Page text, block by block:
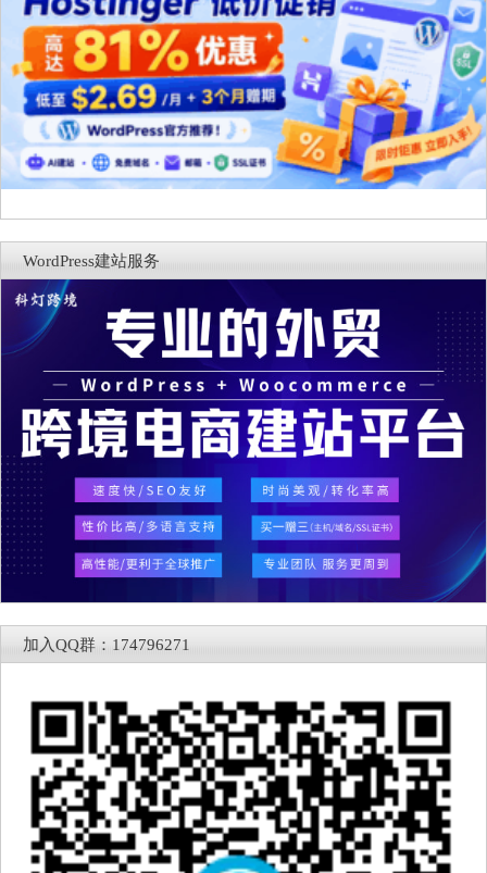
WordPress建站服务
加入QQ群：174796271